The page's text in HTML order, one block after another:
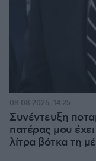
Συνέντευξη
πατέρας μου
λίτρα βότκα τη
08.08.2026, 14:25